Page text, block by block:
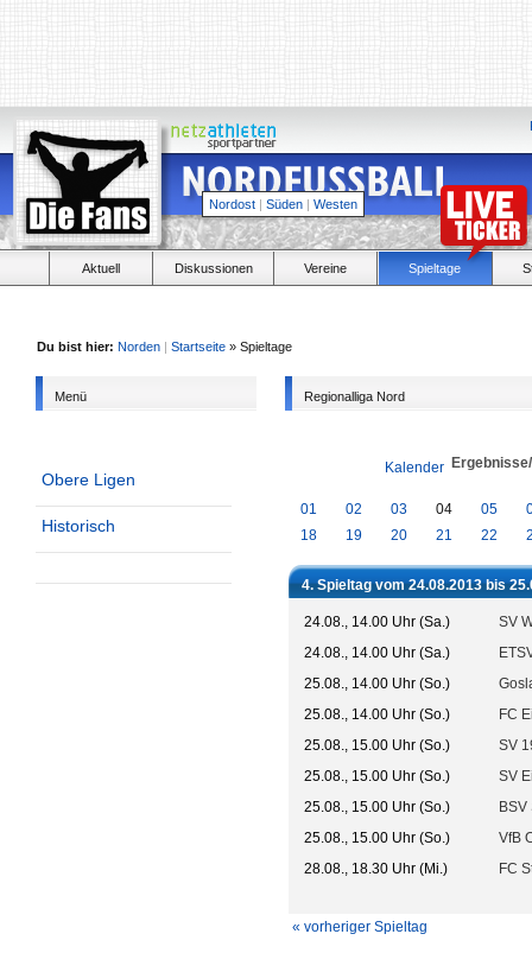
Nordost | Süden | Westen
Aktuell Diskussionen Vereine Spieltage
Du bist hier: Norden | Startseite » Spieltage
Menü
Obere Ligen
Historisch
Regionalliga Nord
Kalender
01 02 03 04 05
18
19 20 21 22
4. Spieltag vom 24.08.2013 bis
24.08., 14.00 Uhr (Sa.)
SV
24.08., 14.00 Uhr (Sa.)
25.08., 14.00 Uhr (So.)
25.08., 14.00 Uhr (So.)
FC
25.08., 15.00 Uhr (So.)
SV
25.08., 15.00 Uhr (So.)
SV
25.08., 15.00 Uhr (So.)
25.08., 15.00 Uhr (So.)
VfB
28.08., 18.30 Uhr (Mi.)
FC
« vorheriger Spieltag